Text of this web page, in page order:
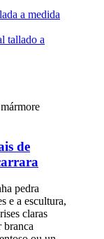
tallado a
de
pedra
e a escultura,
claras
branca